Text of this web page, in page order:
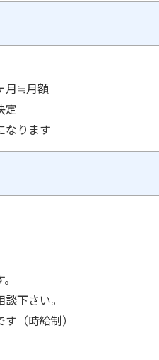
月≒月額
定
なります
下さい。
（時給制）